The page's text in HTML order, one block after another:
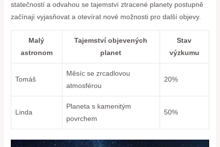
statečností a odvahou se tajemství ztracené planety postupně
začínají vyjasňovat a otevírat nové možnosti pro další objevy.
Malý
astronom
Tajemství objevených
planet
Stav
výzkumu
Tomáš
Měsíc se zrcadlovou
atmosférou
20%
Linda
Planeta s kamenitým
povrchem
50%